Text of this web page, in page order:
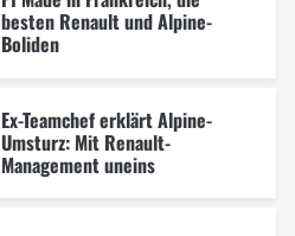
besten Renault und Alpine-
Boliden
Ex-Teamchef erklärt Alpine-
Umsturz: Mit Renault-
Management uneins